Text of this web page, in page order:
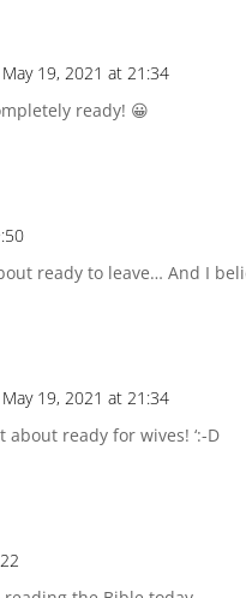
19, 2021 at 21:34
ready! 😀
ready to leave… And I
19, 2021 at 21:34
ready for wives! ‘:-D